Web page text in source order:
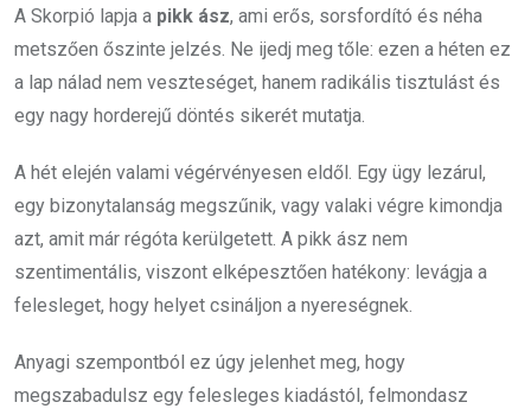
A Skorpió lapja a pikk ász, ami erős, sorsfordító és néha
metszően őszinte jelzés. Ne ijedj meg tőle: ezen a héten ez
a lap nálad nem veszteséget, hanem radikális tisztulást és
egy nagy horderejű döntés sikerét mutatja.
A hét elején valami végérvényesen eldől. Egy ügy lezárul,
egy bizonytalanság megszűnik, vagy valaki végre kimondja
azt, amit már régóta kerülgetett. A pikk ász nem
szentimentális, viszont elképesztően hatékony: levágja a
felesleget, hogy helyet csináljon a nyereségnek.
Anyagi szempontból ez úgy jelenhet meg, hogy
megszabadulsz egy felesleges kiadástól, felmondasz